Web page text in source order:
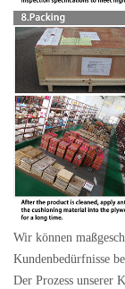
Wir können
Kundenbedürfnisse
Der Prozess unserer